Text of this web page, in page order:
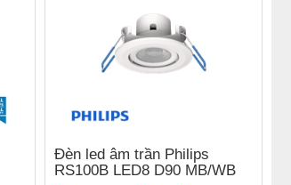
Đèn led âm trần Philips
RS100B LED8 D90 MB/WB